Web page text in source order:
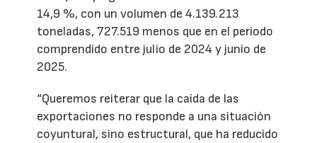
14,9 %, con un volumen de 4.139.213
toneladas, 727.519 menos que en el periodo
comprendido entre julio de 2024 y junio de
2025.
“Queremos reiterar que la caída de las
exportaciones no responde a una situación
coyuntural, sino estructural, que ha reducido